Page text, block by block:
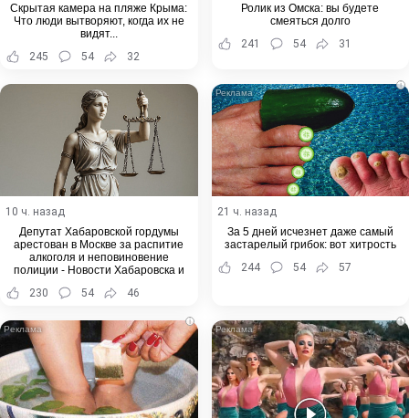
Скрытая камера на пляже Крыма:
Что люди вытворяют, когда их не
видят...
245
54 32
Ролик из Омска: вы будете
смеяться долго
241
54 31
10 ч. назад
Депутат Хабаровской гордумы
арестован в Москве за распитие
алкоголя и неповиновение
полиции - Новости Хабаровска и
230 54 46
i
21 ч. назад
За 5 дней исчезнет даже самый
застарелый грибок: вот хитрость
244
54 57
i i